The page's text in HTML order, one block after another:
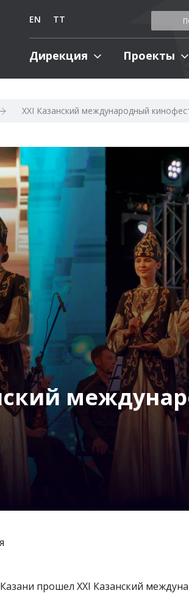
EN TT
Дирекция Проекты
XXI Казанский международный
Казани прошел XXI Казанский